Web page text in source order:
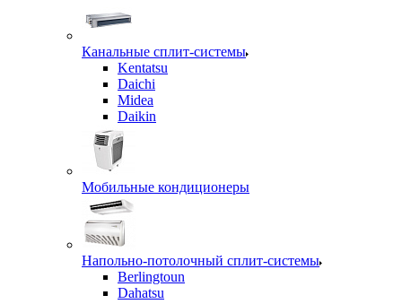
Канальные сплит-системы
Kentatsu
Daichi
Midea
Daikin
Мобильные кондиционеры
Напольно-потолочный сплит-системы
Berlingtoun
Dahatsu